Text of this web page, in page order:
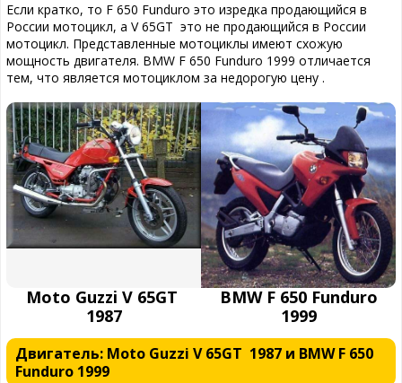
Если кратко, то F 650 Funduro это изредка продающийся в
России мотоцикл, а V 65GT это не продающийся в России
мотоцикл. Представленные мотоциклы имеют схожую
мощность двигателя. BMW F 650 Funduro 1999 отличается
тем, что является мотоциклом за недорогую цену .
Moto Guzzi V 65GT
1987
BMW F 650 Funduro
1999
Двигатель: Moto Guzzi V 65GT 1987 и BMW F 650
Funduro 1999